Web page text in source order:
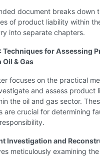
document breaks down
of product liability within
into separate chapters.
Techniques for Assessing
& Gas
focuses on the practical
and assess product
the oil and gas sector.
are crucial for determining
Investigation and
meticulously examining